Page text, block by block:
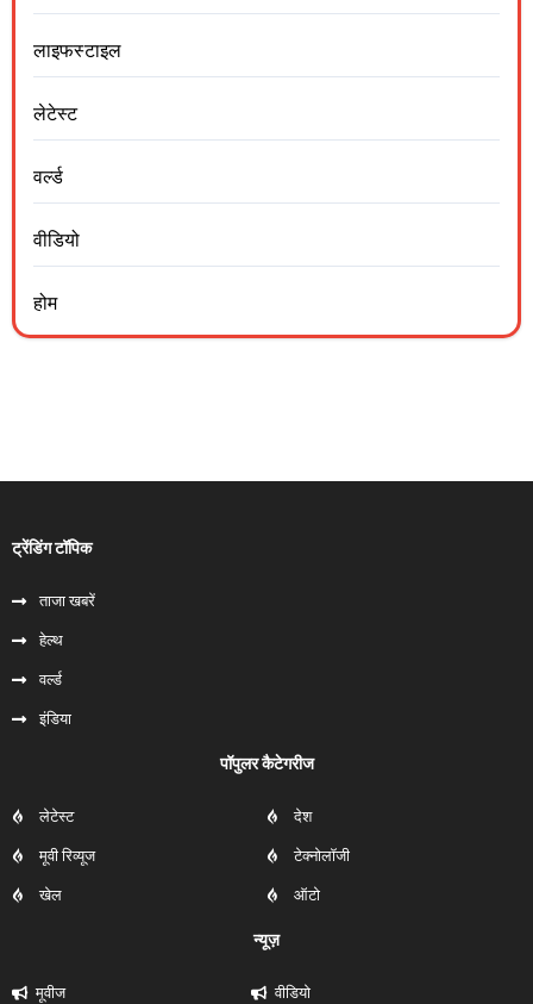
लाइफस्टाइल
लेटेस्ट
वर्ल्ड
वीडियो
होम
ट्रेंडिंग टॉपिक
ताजा खबरें
हेल्‍थ
वर्ल्ड
इंडिया
पॉपुलर कैटेगरीज
लेटेस्ट
मूवी रिव्यूज
खेल
देश
टेक्नोलॉजी
ऑटो
न्यूज़
मूवीज वीडियो